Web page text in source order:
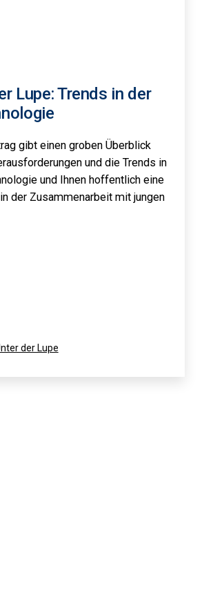
Lupe: Trends in der
gibt einen groben Überblick
und die Trends in
und Ihnen hoffentlich eine
der Zusammenarbeit mit jungen
der Lupe